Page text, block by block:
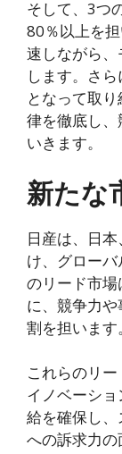
そして、3つ
80％以上を
速しながら
します。さ
となって取
律を徹底し
いきます。
新たな
日産は、日
け、グロー
のリード市
に、競争力
割を担います。
これらのリ
イノベーシ
給を確保し
への訴求力の